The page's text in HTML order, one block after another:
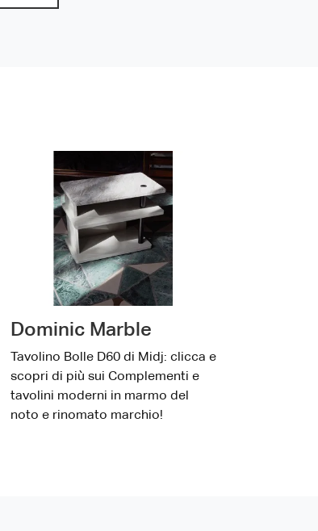
Dominic Marble
Tavolino Bolle D60 di Midj: clicca e
scopri di più sui Complementi e
tavolini moderni in marmo del
noto e rinomato marchio!